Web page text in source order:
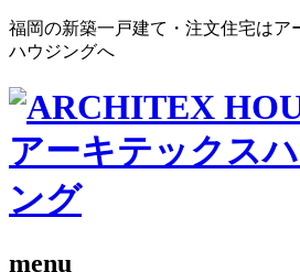
福岡の新築一戸建て・注文住宅はア
ハウジングへ
menu